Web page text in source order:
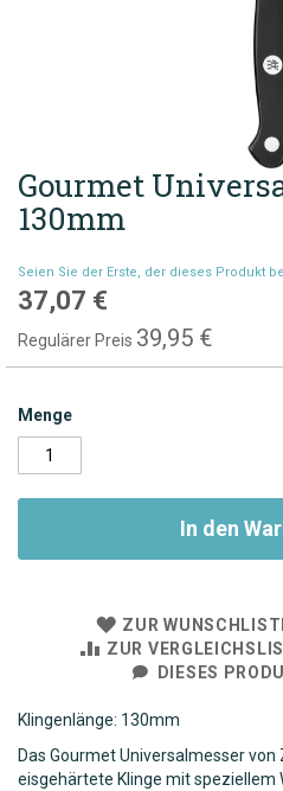
Zum
Anfang
der
springen
Gourmet
130mm
Seien Sie der Erste, der dieses Produkt
Sonderpreis
37,07 €
Regulärer Preis 39,95 €
Menge
In den
ZUR
ZUR
DIESES
Klingenlänge: 130mm
Das Gourmet Universalmesser
eisgehärtete Klinge mit speziellem